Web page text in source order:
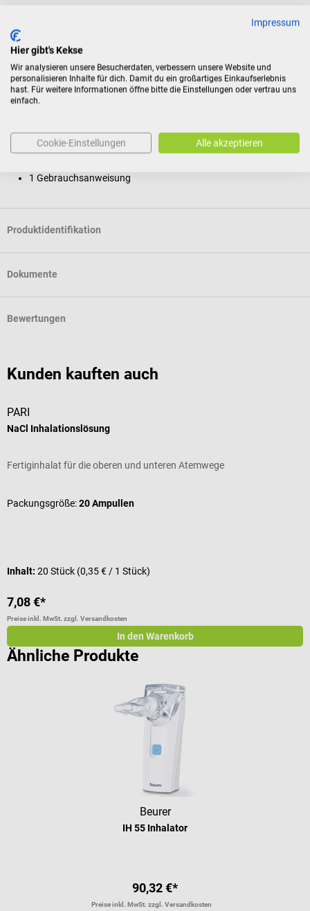
Lieferumfang
1 OMRON CompAIR C28P Inhalationsgerät
1 Vernebler-Set
1 Mundstück
1 Nasenstück
1 Luftschlauch (PVC) in der Größe 150 cm
1 Erwachsenenmaske (PVC)
1 Kindermaske (PVC)
1 Gebrauchsanweisung
Produktidentifikation
Dokumente
Bewertungen
Kunden kauften auch
PARI
NaCl Inhalationslösung
Fertiginhalat für die oberen und unteren Atemwege
Packungsgröße:20 Ampullen
Inhalt: 20 Stück (0,35 € / 1 Stück)
7,08 €*
Preise inkl. MwSt. zzgl. Versandkosten
In den Warenkorb
Ähnliche Produkte
Beurer
IH 55 Inhalator
90,32 €*
Preise inkl. MwSt. zzgl. Versandkosten
Impressum
Hier gibt's Kekse
Wir analysieren unsere Besucherdaten, verbessern unsere Website und
personalisieren Inhalte für dich. Damit du ein großartiges Einkaufserlebnis
hast. Für weitere Informationen öffne bitte die Einstellungen oder vertrau uns
einfach.
Cookie-Einstellungen Alle akzeptieren